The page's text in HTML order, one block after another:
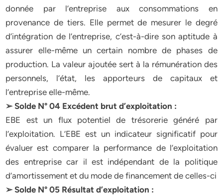
donnée par l’entreprise aux consommations en
provenance de tiers. Elle permet de mesurer le degré
d’intégration de l’entreprise, c’est-à-dire son aptitude à
assurer elle-même un certain nombre de phases de
production. La valeur ajoutée sert à la rémunération des
personnels, l’état, les apporteurs de capitaux et
l’entreprise elle-même.
➢ Solde N° 04 Excédent brut d’exploitation :
EBE est un flux potentiel de trésorerie généré par
l’exploitation. L’EBE est un indicateur significatif pour
évaluer est comparer la performance de l’exploitation
des entreprise car il est indépendant de la politique
d’amortissement et du mode de financement de celles-ci
➢ Solde N° 05 Résultat d’exploitation :